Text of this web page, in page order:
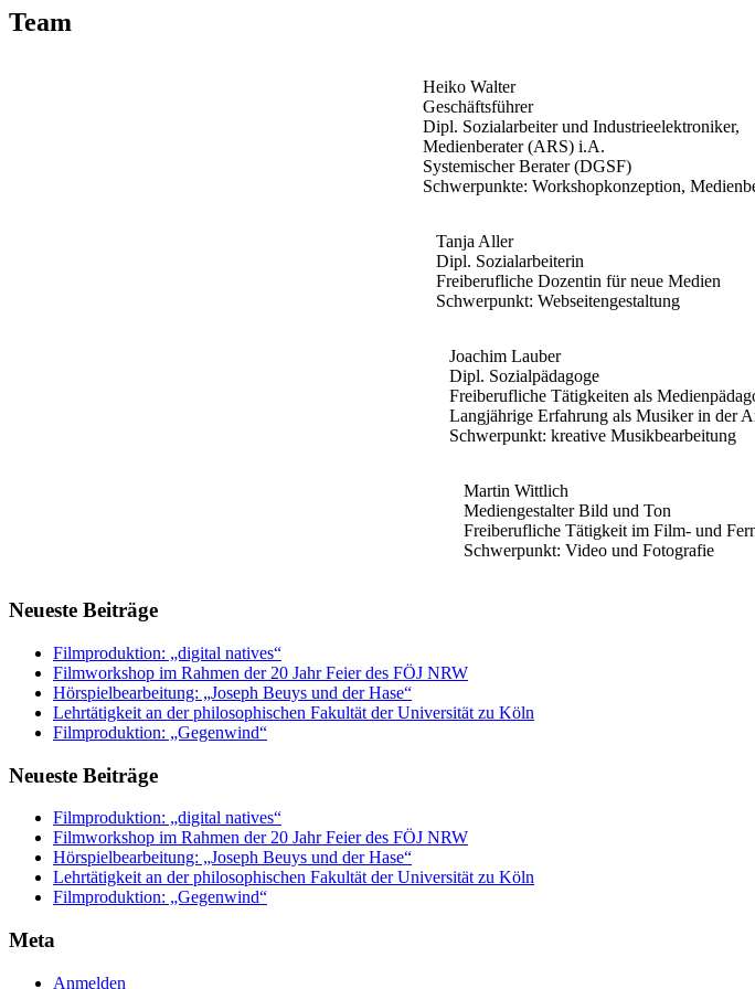
Team
Heiko Walter
Geschäftsführer
Dipl. Sozialarbeiter und Industrieelektroniker,
Medienberater (ARS) i.A.
Systemischer Berater (DGSF)
Schwerpunkte: Workshopkonzeption,
Tanja Aller
Dipl. Sozialarbeiterin
Freiberufliche Dozentin für neue Medien
Schwerpunkt: Webseitengestaltung
Joachim Lauber
Dipl. Sozialpädagoge
Freiberufliche Tätigkeiten als
Langjährige Erfahrung als Musiker in der
Schwerpunkt: kreative Musikbearbeitung
Martin Wittlich
Mediengestalter Bild und Ton
Freiberufliche Tätigkeit im Film- und
Schwerpunkt: Video und Fotografie
Neueste Beiträge
Filmproduktion: „digital natives“
Filmworkshop im Rahmen der 20 Jahr Feier des FÖJ NRW
Hörspielbearbeitung: „Joseph Beuys und der Hase“
Lehrtätigkeit an der philosophischen Fakultät der Universität zu Köln
Filmproduktion: „Gegenwind“
Neueste Beiträge
Filmproduktion: „digital natives“
Filmworkshop im Rahmen der 20 Jahr Feier des FÖJ NRW
Hörspielbearbeitung: „Joseph Beuys und der Hase“
Lehrtätigkeit an der philosophischen Fakultät der Universität zu Köln
Filmproduktion: „Gegenwind“
Meta
Anmelden